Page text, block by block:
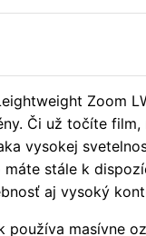
Zoom
Či už točíte
vysokej
stále k
aj vysoký
používa masívne